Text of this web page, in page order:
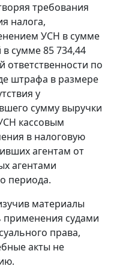
требования
налога,
УСН в сумме
сумме 85 734,44
ответственности по
штрафа в размере
у
сумму выручки
кассовым
в налоговую
агентам от
агентами
периода.
материалы
применения судами
права,
акты не